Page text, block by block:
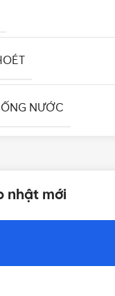
NƯỚC
nhật mới